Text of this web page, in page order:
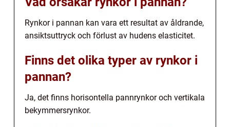
Rynkor i pannan kan vara ett resultat av åldrande,
ansiktsuttryck och förlust av hudens elasticitet.
Finns det olika typer av rynkor i
pannan?
Ja, det finns horisontella pannrynkor och vertikala
bekymmersrynkor.